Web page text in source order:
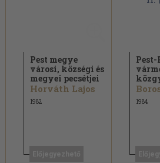
Pest megye
városi, községi és
megyei pecsétjei
Horváth Lajos
1982 1984